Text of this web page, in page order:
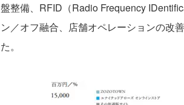
盤整備、RFID（Radio Frequency
ン／オフ融合、店舗オペレーションの改
た。